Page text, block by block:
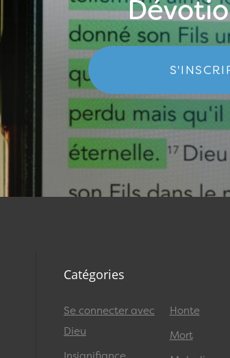
Catégories
Se connecter avec
Dieu
Honte
Mort